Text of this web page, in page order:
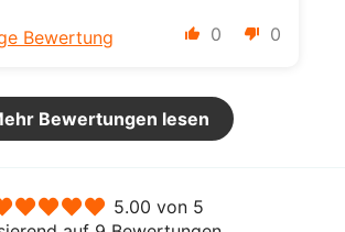
0 0
Bewertung
Bewertungen lesen
5.00 von 5